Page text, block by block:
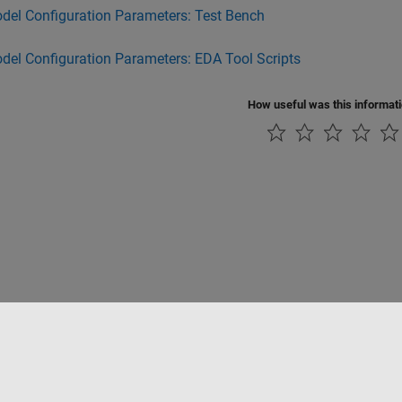
Configuration Parameters: Test Bench
Configuration Parameters: EDA Tool Scripts
How useful was this